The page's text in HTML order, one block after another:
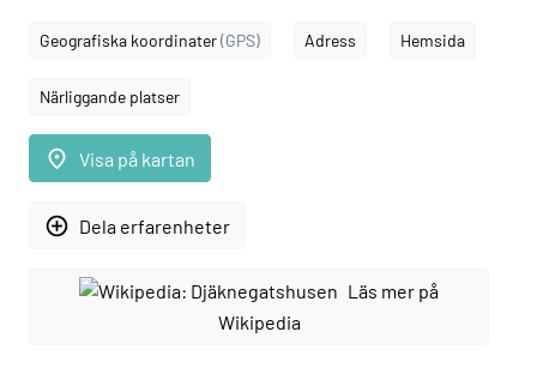
Geografiska koordinater(GPS) Adress Hemsida
Närliggande platser
place Visa på kartan
add_circle_outline Dela erfarenheter
Läs mer på
Wikipedia